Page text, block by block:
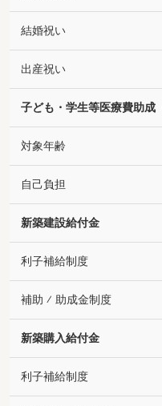
結婚祝い
出産祝い
子ども・学生等医療費助成
対象年齢
自己負担
新築建設給付金
利子補給制度
補助 ⁄ 助成金制度
新築購入給付金
利子補給制度